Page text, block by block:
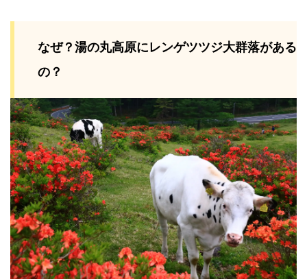
なぜ？湯の丸高原にレンゲツツジ大群落がある
の？